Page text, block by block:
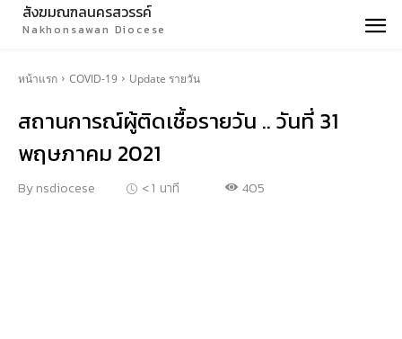
สังฆมณฑลนครสวรรค์
Nakhonsawan Diocese
หน้าแรก COVID-19 Update รายวัน
สถานการณ์ผู้ติดเชื้อรายวัน .. วันที่ 31
พฤษภาคม 2021
Bynsdiocese < 1 นาที 405